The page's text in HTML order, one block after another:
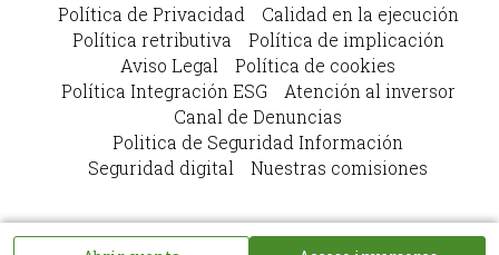
Política de Privacidad
Calidad en la ejecución
Política retributiva
Política de implicación
Aviso Legal
Política de cookies
Política Integración ESG
Atención al inversor
Canal de Denuncias
Politica de Seguridad Información
Seguridad digital
Nuestras comisiones